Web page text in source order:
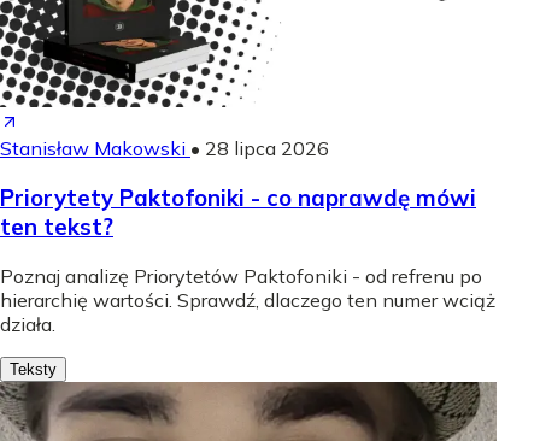
Stanisław Makowski • 28 lipca 2026
Priorytety Paktofoniki - co naprawdę mówi
ten tekst?
Poznaj analizę Priorytetów Paktofoniki - od refrenu po
hierarchię wartości. Sprawdź, dlaczego ten numer wciąż
działa.
Teksty